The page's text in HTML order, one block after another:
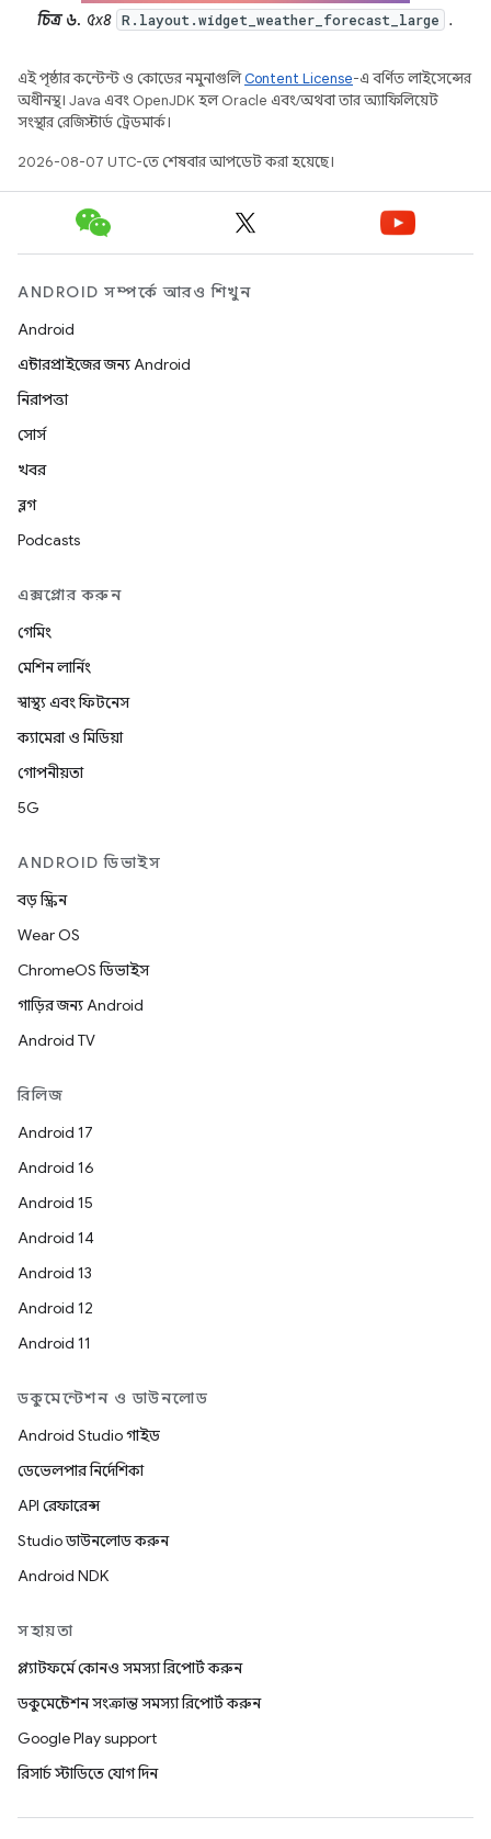
চিত্র ৬. ৫x৪ R.layout.widget_weather_forecast_large .
এই পৃষ্ঠার কন্টেন্ট ও কোডের নমুনাগুলিContent License-এ বর্ণিত লাইসেন্সের
অধীনস্থ। Java এবং OpenJDK হল Oracle এবং/অথবা তার অ্যাফিলিয়েট
সংস্থার রেজিস্টার্ড ট্রেডমার্ক।
2026-08-07 UTC-তে শেষবার আপডেট করা হয়েছে।
ANDROID সম্পর্কে আরও শিখুন
Android
এন্টারপ্রাইজের জন্য Android
নিরাপত্তা
সোর্স
খবর
ব্লগ
Podcasts
এক্সপ্লোর করুন
গেমিং
মেশিন লার্নিং
স্বাস্থ্য এবং ফিটনেস
ক্যামেরা ও মিডিয়া
গোপনীয়তা
5G
ANDROID ডিভাইস
বড় স্ক্রিন
Wear OS
ChromeOS ডিভাইস
গাড়ির জন্য Android
Android TV
রিলিজ
Android 17
Android 16
Android 15
Android 14
Android 13
Android 12
Android 11
ডকুমেন্টেশন ও ডাউনলোড
Android Studio গাইড
ডেভেলপার নির্দেশিকা
API রেফারেন্স
Studio ডাউনলোড করুন
Android NDK
সহায়তা
প্ল্যাটফর্মে কোনও সমস্যা রিপোর্ট করুন
ডকুমেন্টেশন সংক্রান্ত সমস্যা রিপোর্ট করুন
Google Play support
রিসার্চ স্টাডিতে যোগ দিন